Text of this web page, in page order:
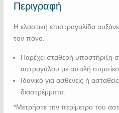
Περιγραφή
Η ελαστική επιστραγαλίδα
τον πόνο.
Παρέχει σταθερή υποστήριξη
αστραγάλου με απαλή
Ιδανικό για ασθενείς ή
διαστρέμματα.
*Μετρήστε την περίμετρο του